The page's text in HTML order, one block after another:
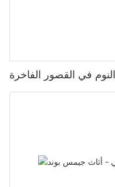
في القصور الفاخرة